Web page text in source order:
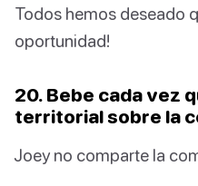
Todos hemos deseado
oportunidad!
20. Bebe cada vez
territorial sobre la
Joey no comparte la